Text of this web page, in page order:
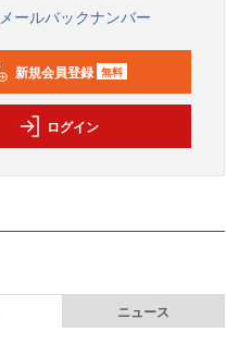
メールバックナンバー
新規会員登録 無料
ログイン
ニュース